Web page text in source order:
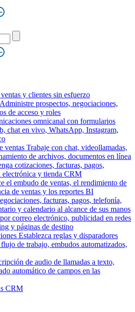
y clientes sin esfuerzo
Administre prospectos, negociaciones,
de acceso y roles
omnicanal con formularios
chat en vivo, WhatsApp, Instagram,
ventas Trabaje con chat, videollamadas,
de archivos, documentos en línea
cotizaciones, facturas, pagos,
y tienda CRM
el embudo de ventas, el rendimiento de
de ventas y los reportes BI
facturas, pagos, telefonía,
y calendario al alcance de sus manos
correo electrónico, publicidad en redes
y páginas de destino
Establezca reglas y disparadores
de trabajo, embudos automatizados,
de audio de llamadas a texto,
automático de campos en las
CRM